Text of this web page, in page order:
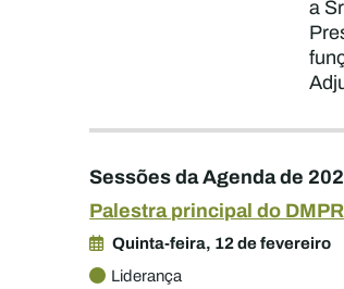
a
Sessões da Agenda de
Palestra principal do DMPR
Quinta-feira, 12 de fevereiro
Liderança